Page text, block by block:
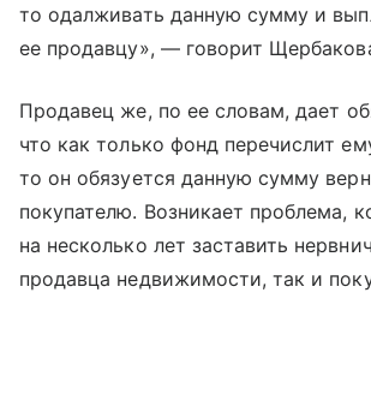
то одалживать данную сумму и
ее продавцу», — говорит
Продавец же, по ее словам, дает
что как только фонд перечислит
то он обязуется данную сумму
покупателю. Возникает проблема,
на несколько лет заставить
продавца недвижимости, так и